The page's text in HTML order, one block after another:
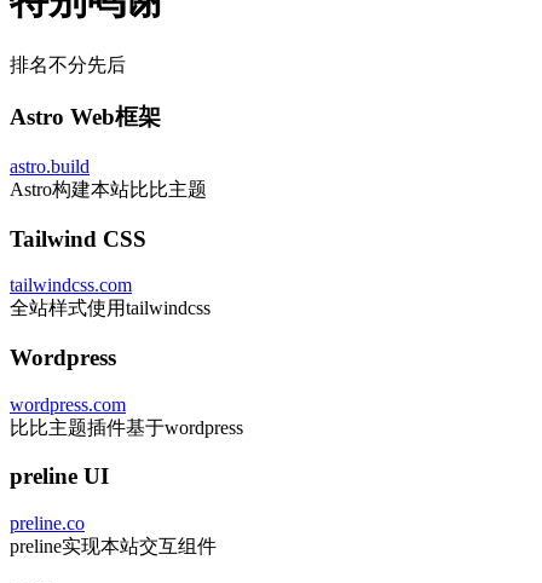
排名不分先后
Astro Web框架
astro.build
Astro构建本站比比主题
Tailwind CSS
tailwindcss.com
全站样式使用tailwindcss
Wordpress
wordpress.com
比比主题插件基于wordpress
preline UI
preline.co
preline实现本站交互组件